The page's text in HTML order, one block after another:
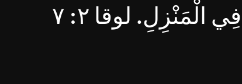
لوقا ٢: ٧